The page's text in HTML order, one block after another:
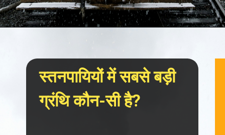
स्तनपायियों में सबसे बड़ी
ग्रंथि कौन-सी है?